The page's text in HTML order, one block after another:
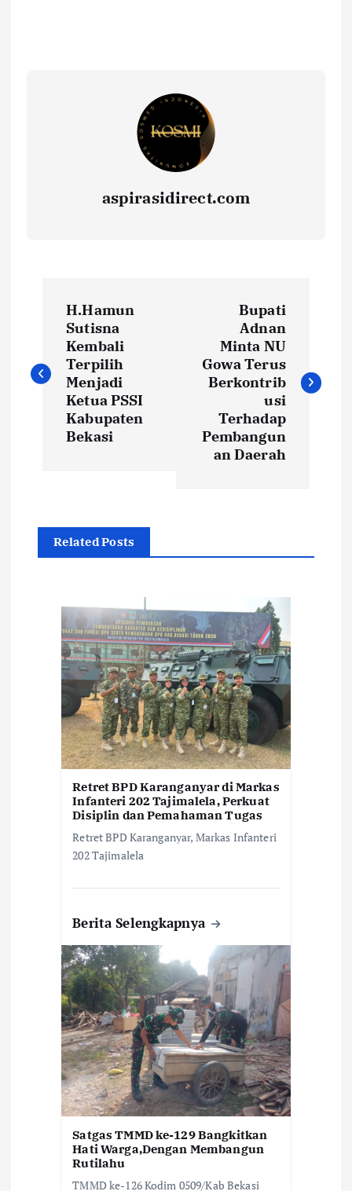
aspirasidirect.com
v
s
H.Hamun
Sutisna
Kembali
Terpilih
Menjadi
Ketua PSSI
Kabupaten
Bekasi
Bupati
Adnan
Minta NU
Gowa Terus
Berkontrib
usi
Terhadap
Pembangun
an Daerah
Related Posts
Retret BPD Karanganyar di Markas
Infanteri 202 Tajimalela, Perkuat
Disiplin dan Pemahaman Tugas
Retret BPD Karanganyar, Markas Infanteri
202 Tajimalela
Berita Selengkapnya
Satgas TMMD ke-129 Bangkitkan
Hati Warga,Dengan Membangun
Rutilahu
TMMD ke-126 Kodim 0509/Kab Bekasi